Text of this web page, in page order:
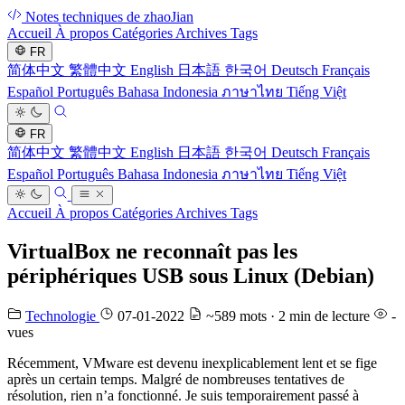
Notes techniques de zhaoJian
Accueil À propos Catégories Archives Tags
FR
简体中文 繁體中文 English 日本語 한국어 Deutsch Français
Español Português Bahasa Indonesia ภาษาไทย Tiếng Việt
FR
简体中文 繁體中文 English 日本語 한국어 Deutsch Français
Español Português Bahasa Indonesia ภาษาไทย Tiếng Việt
Accueil À propos Catégories Archives Tags
VirtualBox ne reconnaît pas les
périphériques USB sous Linux (Debian)
Technologie 07-01-2022 ~589 mots · 2 min de lecture
-
vues
Récemment, VMware est devenu inexplicablement lent et se fige
après un certain temps. Malgré de nombreuses tentatives de
résolution, rien n’a fonctionné. Je suis temporairement passé à